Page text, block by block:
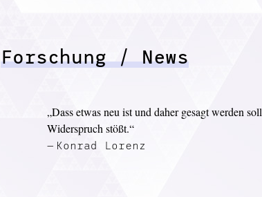
Forschung / News
„Dass etwas neu ist und daher gesagt werden
Widerspruch stößt.“
Konrad Lorenz